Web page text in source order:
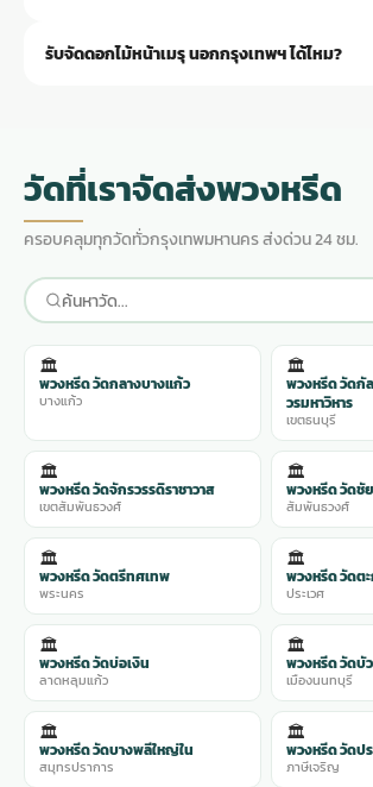
ได้ครับ Aorest รับจัดครบทั้งดอกไม้หน้าเมรุ ดอกไม้ง
รับจัดดอกไม้หน้าเมรุ นอกกรุงเทพฯ ได้ไหม?
สอบถามก่อนได้ทาง LINE @aorest
วัดที่เราจัดส่งพวงหรีด
ครอบคลุมทุกวัดทั่วกรุงเทพมหานคร ส่งด่วน 24 ชม.
🏛️
พวงหรีด วัดกลางบางแก้ว
บางแก้ว
🏛️
พวงหรีด วัด
วรมหาวิหาร
เขตธนบุรี
🏛️
พวงหรีด วัดจักรวรรดิราชาวาส
เขตสัมพันธวงศ์
🏛️
พวงหรีด วัดชั
สัมพันธวงศ์
🏛️
พวงหรีด วัดตรีทศเทพ
พระนคร
🏛️
พวงหรีด วัดต
ประเวศ
🏛️
พวงหรีด วัดบ่อเงิน
ลาดหลุมแก้ว
🏛️
พวงหรีด วัดบั
เมืองนนทบุรี
🏛️
พวงหรีด วัดบางพลีใหญ่ใน
สมุทรปราการ
🏛️
พวงหรีด วัดป
ภาษีเจริญ